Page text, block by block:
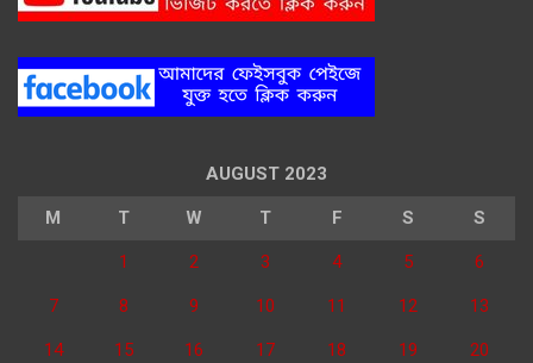
AUGUST 2023
M T W T F S S
1 2 3 4 5 6
7 8 9 10 11 12 13
14 15 16 17 18 19 20